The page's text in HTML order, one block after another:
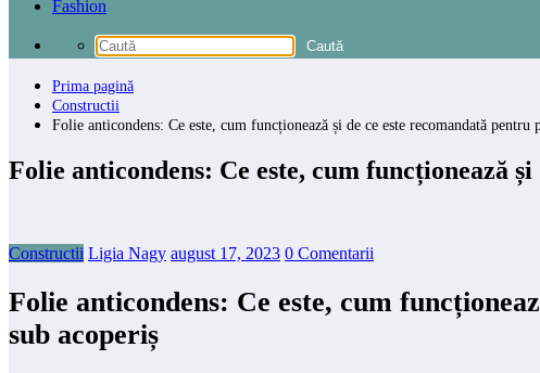
Fashion
Prima pagină
Constructii
Folie anticondens: Ce este, cum funcționează și de ce este recomandată
Folie anticondens: Ce este, cum funcționează
Constructii Ligia Nagy august 17, 2023 0 Comentarii
Folie anticondens: Ce este, cum
sub acoperiș